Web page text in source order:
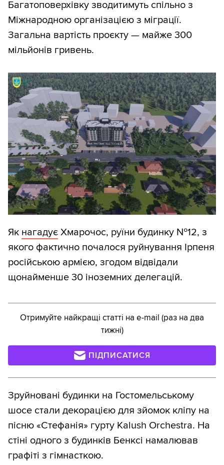
Багатоповерхівку зводитимуть спільно з
Міжнародною організацією з міграції.
Загальна вартість проєкту — майже 300
мільйонів гривень.
Як нагадує Хмарочос, руїни будинку №12, з
якого фактично почалося руйнування Ірпеня
російською армією, згодом відвідали
щонайменше 30 іноземних делегацій.
Отримуйте найкращі статті на e-mail (раз на два
тижні)
ПІДПИСАТИСЯ
Зруйновані будинки на Гостомельському
шосе стали декорацією для зйомок кліпу на
пісню «Стефанія» гурту Kalush Orchestra. На
стіні одного з будинків Бенксі намалював
графіті з гімнасткою.